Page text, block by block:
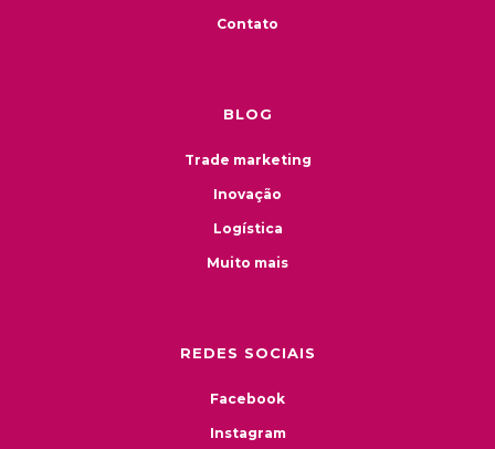
Contato
BLOG
Trade marketing
Inovação
Logística
Muito mais
REDES SOCIAIS
Facebook
Instagram